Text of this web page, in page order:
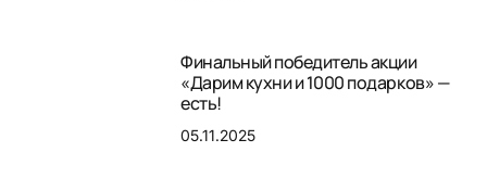
Финальный победитель акции
«Дарим кухни и 1000 подарков» —
есть!
05.11.2025